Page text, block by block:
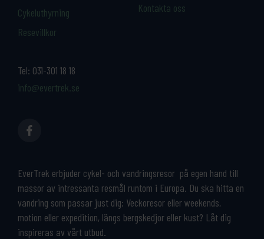
Tel: 031-301 18 18
info@evertrek.se
EverTrek erbjuder cykel- och vandringsresor på egen hand till
massor av intressanta resmål runtom i Europa. Du ska hitta en
vandring som passar just dig: Veckoresor eller weekends,
motion eller expedition, längs bergskedjor eller kust? Låt dig
inspireras av vårt utbud.
Cykeluthyrning
Resevillkor
Kontakta oss